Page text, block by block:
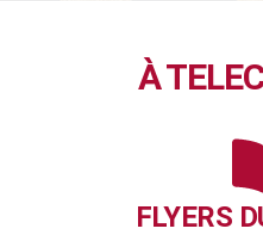
À
FLYERS